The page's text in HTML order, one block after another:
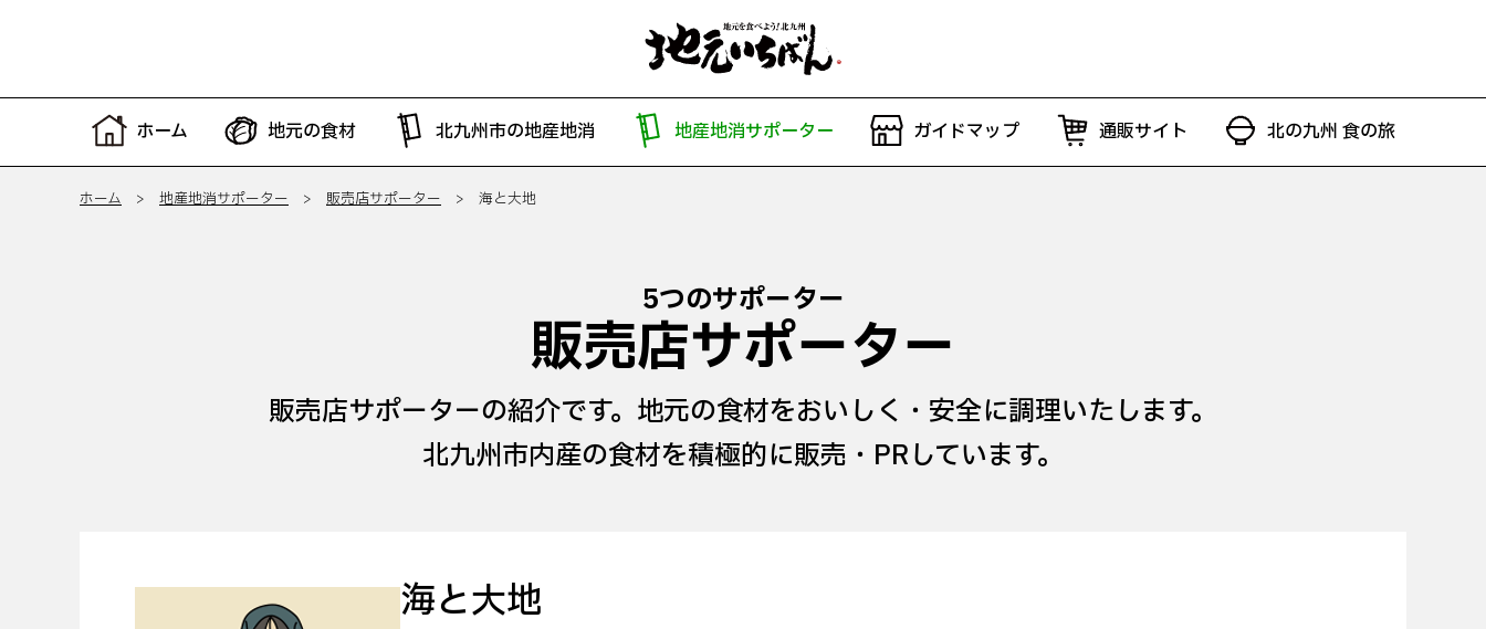
ホーム 地元の食材 北九州市の地産地消 地産地消サポーター ガイドマップ 通販サイト 北の九州 食の旅
ホーム > 地産地消サポーター > 販売店サポーター > 海と大地
5つのサポーター
販売店サポーター
販売店サポーターの紹介です。地元の食材をおいしく・安全に調理いたします。
北九州市内産の食材を積極的に販売・PRしています。
海と大地